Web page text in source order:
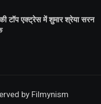
एक्ट्रेस में शुमार श्रेया सरन
byFilmynism